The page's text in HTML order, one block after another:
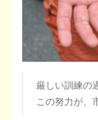
厳しい訓練の
この努力が、